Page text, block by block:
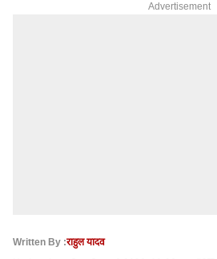
Advertisement
Written By :राहुल यादव